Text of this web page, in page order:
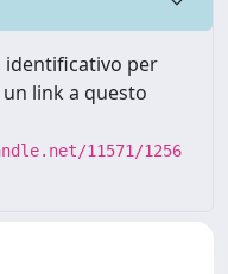
identificativo per
link a questo
11571/1256